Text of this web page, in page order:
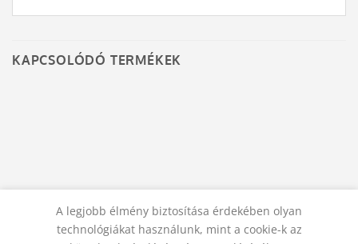
KAPCSOLÓDÓ TERMÉKEK
Szakítás utáni napló
Játszmák nélkül
A legjobb élmény biztosítása érdekében olyan
technológiákat használunk, mint a cookie-k az